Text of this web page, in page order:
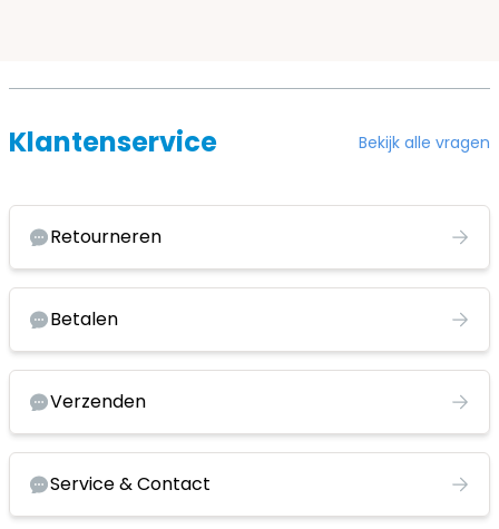
Klantenservice Bekijk alle vragen
Retourneren
Betalen
Verzenden
Service & Contact